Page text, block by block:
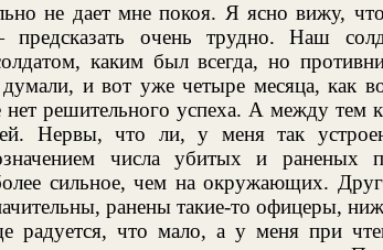
не дает мне покоя. Я ясно вижу, что
предсказать очень трудно. Наш
каким был всегда, но
и вот уже четыре месяца, как
нет решительного успеха. А между тем
Нервы, что ли, у меня так
числа убитых и раненых
сильное, чем на окружающих.
ранены такие-то офицеры,
радуется, что мало, а у меня при